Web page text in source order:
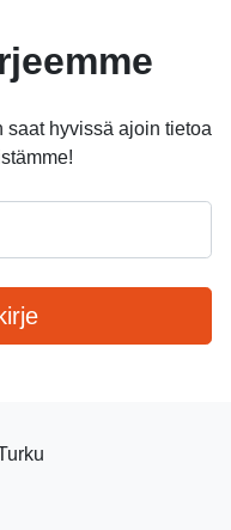
saat hyvissä ajoin tietoa